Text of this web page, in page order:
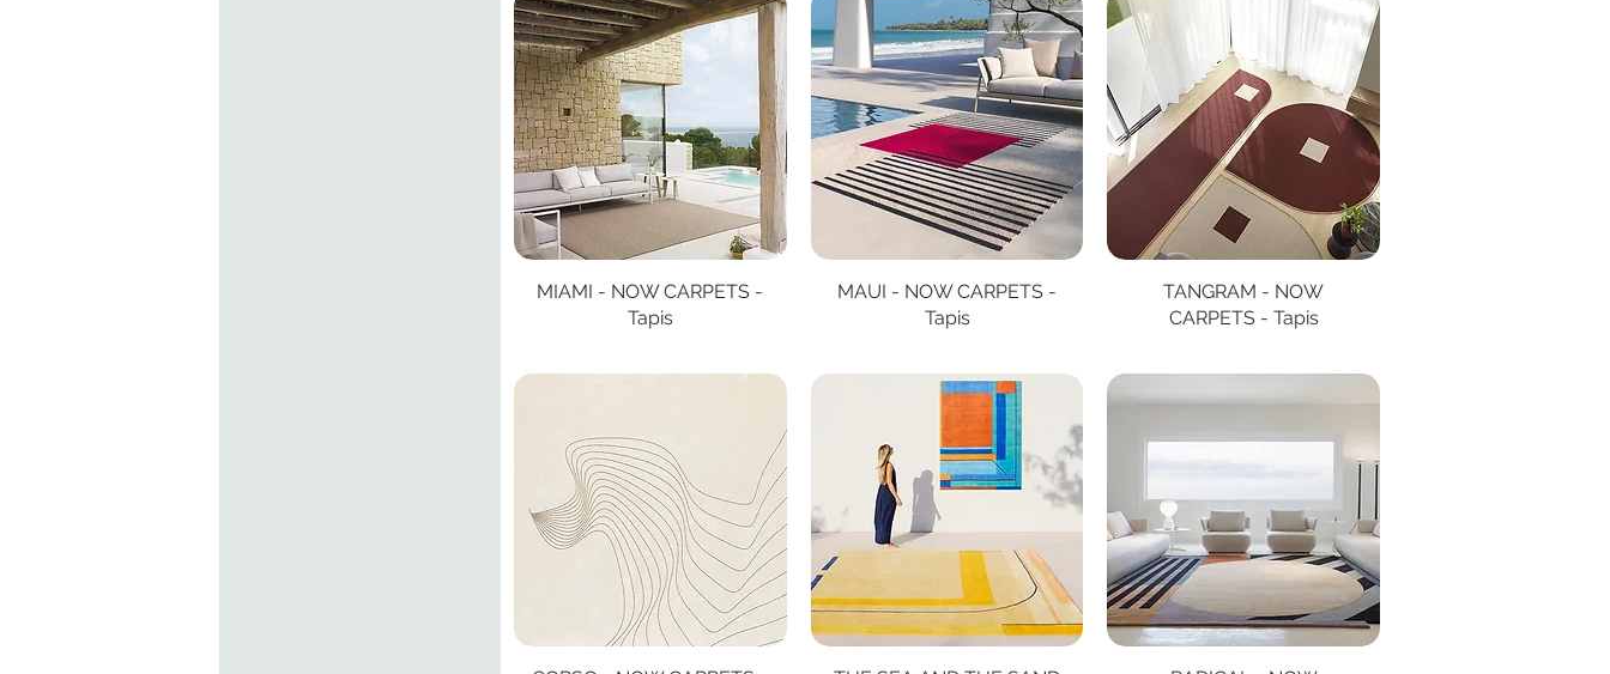
Aperçu rapide
MIAMI - NOW CARPETS -
Tapis
Aperçu rapide
MAUI - NOW CARPETS -
Tapis
Aperçu rapide
TANGRAM - NOW
CARPETS - Tapis